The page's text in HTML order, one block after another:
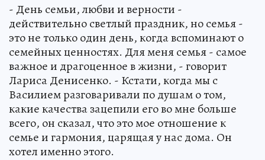
- День семьи, любви и верности -
действительно светлый праздник, но семья -
это не только один день, когда вспоминают о
семейных ценностях. Для меня семья - самое
важное и драгоценное в жизни, - говорит
Лариса Денисенко. - Кстати, когда мы с
Василием разговаривали по душам о том,
какие качества зацепили его во мне больше
всего, он сказал, что это мое отношение к
семье и гармония, царящая у нас дома. Он
хотел именно этого.